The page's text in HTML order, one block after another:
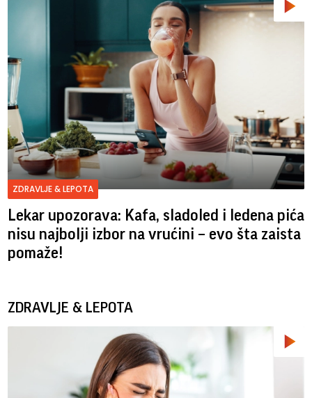
ZDRAVLJE & LEPOTA
Lekar upozorava: Kafa, sladoled i ledena pića
nisu najbolji izbor na vrućini – evo šta zaista
pomaže!
ZDRAVLJE & LEPOTA